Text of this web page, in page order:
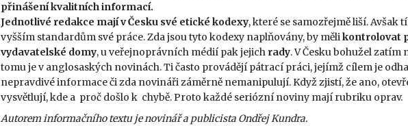
přinášení kvalitních informací.
Jednotlivé redakce mají v Česku své etické kodexy, které se samozřejmě liší. Avšak
vyšším standardům své práce. Zda jsou tyto kodexy naplňovány, by mělikontrolovat
vydavatelské domy, u veřejnoprávních médií pak jejich rady. V Česku bohužel
tomu je v anglosaských novinách. Ti často provádějí pátrací práci, jejímž cílem je
nepravdivé informace či zda novináři záměrně nemanipulují. Když zjistí, že ano,
vysvětlují, kde a proč došlo k chybě. Proto každé seriózní noviny mají rubriku oprav.
Autorem informačního textu je novinář a publicista Ondřej Kundra.